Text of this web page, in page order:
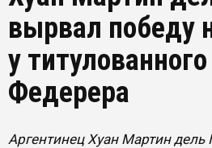
вырвал победу
у
Федерера
Аргентинец Хуан Мартин дель